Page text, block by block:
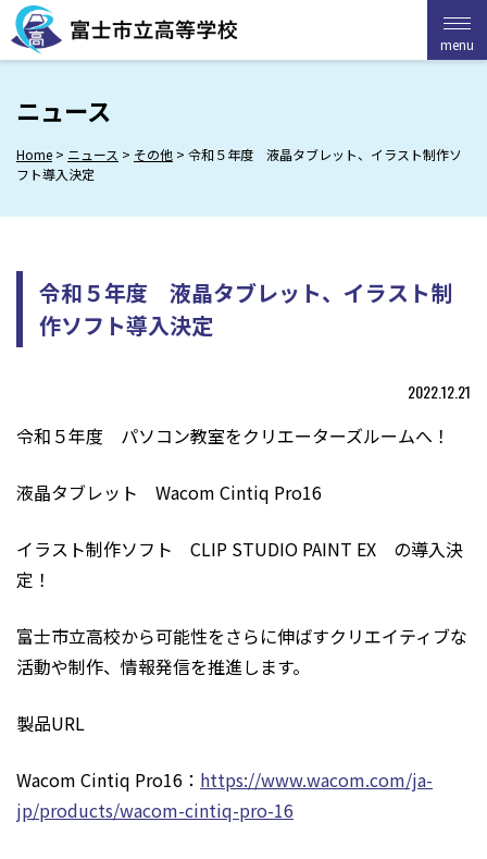
Skip
to
content
ニュース
Home > ニュース > その他 > 令和５年度 液晶タブレット、イラスト制作ソ
フト導入決定
令和５年度 液晶タブレット、イラスト制
作ソフト導入決定
2022.12.21
令和５年度 パソコン教室をクリエーターズルームへ！
液晶タブレット Wacom Cintiq Pro16
イラスト制作ソフト CLIP STUDIO PAINT EX の導入決
定！
富士市立高校から可能性をさらに伸ばすクリエイティブな
活動や制作、情報発信を推進します。
製品URL
Wacom Cintiq Pro16： https://www.wacom.com/ja-
jp/products/wacom-cintiq-pro-16
menu
menu